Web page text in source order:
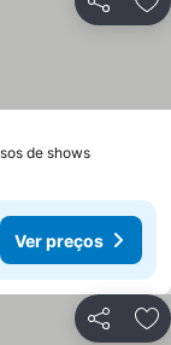
Partilhar
de showsVer
Ver preços
Partilhar